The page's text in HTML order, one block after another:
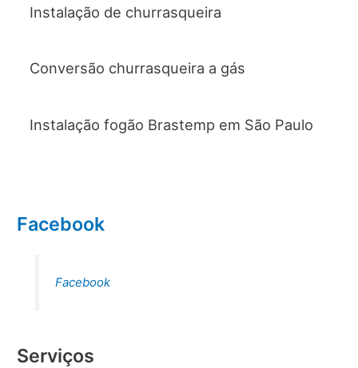
Instalação de churrasqueira
Conversão churrasqueira a gás
Instalação fogão Brastemp em São Paulo
Facebook
Facebook
Serviços